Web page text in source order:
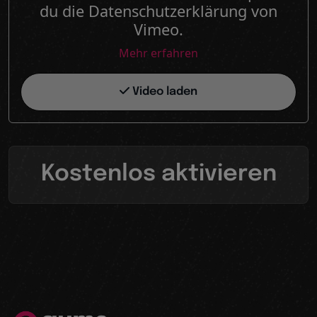
du die Datenschutzerklärung von
Vimeo.
Mehr erfahren
Video laden
Kostenlos aktivieren